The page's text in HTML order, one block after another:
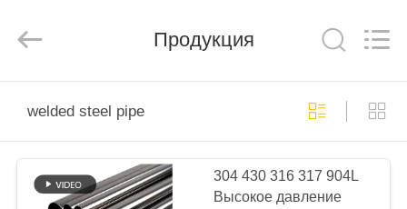
ПРОДУКТЫ
CHINA.
Продукция
welded steel pipe
304 430 316 317 904L
Высокое давление